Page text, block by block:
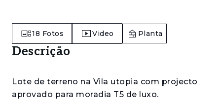
18 Fotos Video Planta
Descrição
Lote de terreno na Vila utopia com projecto
aprovado para moradia T5 de luxo.